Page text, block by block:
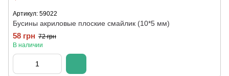
Артикул: 59022
Бусины акриловые плоские смайлик (10*5 мм)
58 грн 72 грн
В наличии